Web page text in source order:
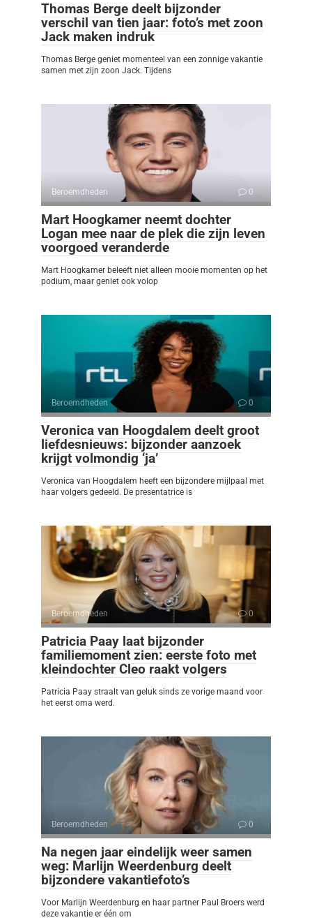
Thomas Berge deelt bijzonder
verschil van tien jaar: foto’s met zoon
Jack maken indruk
Thomas Berge geniet momenteel van een zonnige vakantie
samen met zijn zoon Jack. Tijdens
Beroemdheden 0
Mart Hoogkamer neemt dochter
Logan mee naar de plek die zijn leven
voorgoed veranderde
Mart Hoogkamer beleeft niet alleen mooie momenten op het
podium, maar geniet ook volop
Beroemdheden 0
Veronica van Hoogdalem deelt groot
liefdesnieuws: bijzonder aanzoek
krijgt volmondig ‘ja’
Veronica van Hoogdalem heeft een bijzondere mijlpaal met
haar volgers gedeeld. De presentatrice is
Beroemdheden 0
Patricia Paay laat bijzonder
familiemoment zien: eerste foto met
kleindochter Cleo raakt volgers
Patricia Paay straalt van geluk sinds ze vorige maand voor
het eerst oma werd.
Beroemdheden 0
Na negen jaar eindelijk weer samen
weg: Marlijn Weerdenburg deelt
bijzondere vakantiefoto’s
Voor Marlijn Weerdenburg en haar partner Paul Broers werd
deze vakantie er één om